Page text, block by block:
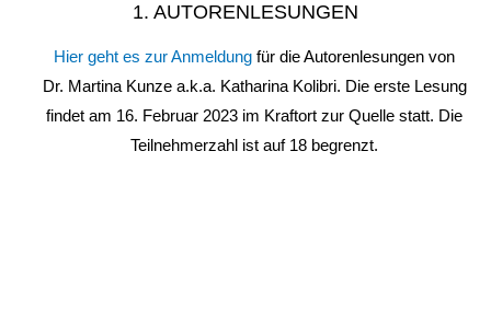
1. AUTORENLESUNGEN
Hier geht es zur Anmeldung für die Autorenlesungen von
Dr. Martina Kunze a.k.a. Katharina Kolibri. Die erste Lesung
findet am 16. Februar 2023 im Kraftort zur Quelle statt. Die
Teilnehmerzahl ist auf 18 begrenzt.